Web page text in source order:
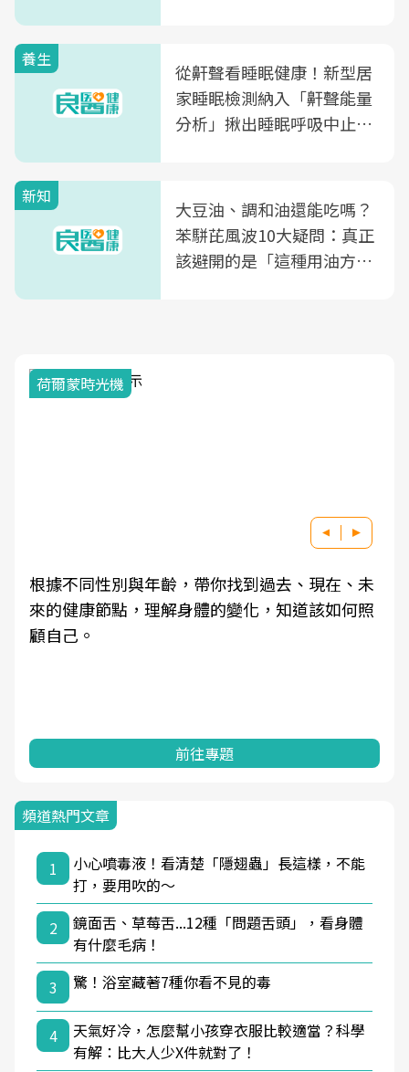
養生
從鼾聲看睡眠健康！新型居
家睡眠檢測納入「鼾聲能量
分析」揪出睡眠呼吸中止症
新知
大豆油、調和油還能吃嗎？
苯駢芘風波10大疑問：真正
該避開的是「這種用油方
荷爾蒙時光機
根據不同性別與年齡，帶你找到過去、現在、未
來的健康節點，理解身體的變化，知道該如何照
顧自己。
前往專題
頻道熱門文章
1
小心噴毒液！看清楚「隱翅蟲」長這樣，不能
打，要用吹的～
2
鏡面舌、草莓舌...12種「問題舌頭」，看身體
有什麼毛病！
3
驚！浴室藏著7種你看不見的毒
4
天氣好冷，怎麼幫小孩穿衣服比較適當？科學
有解：比大人少X件就對了！